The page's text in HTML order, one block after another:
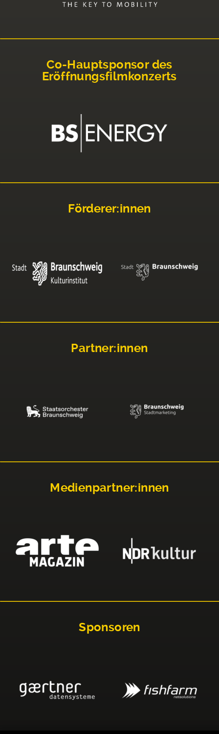
Co-Hauptsponsor des
Eröffnungsfilmkonzerts
Förderer:innen
Partner:innen
Medienpartner:innen
Sponsoren